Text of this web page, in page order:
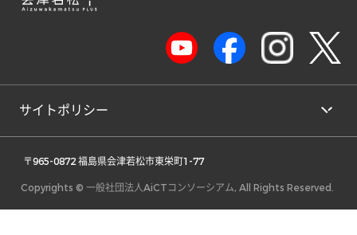
サイトポリシー
〒965-0872 福島県会津若松市東栄町1-77
Copyrights © 一般社団法人AiCTコンソーシアム, All Rights Reserved.